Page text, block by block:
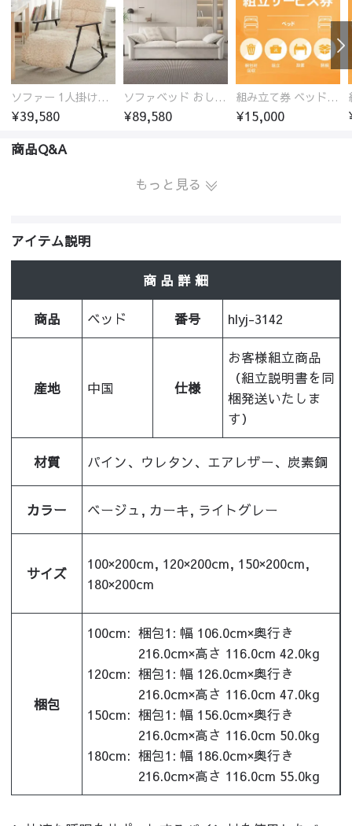
ソファー 1人掛けソファ リクライニング ロッキングチェア 収納ポケット 1人用 1人暮らし かわいい ふわふわ
¥39,580
ソファベッド おしゃれ 収納付き ベージュ ブルー ブラウン グレー 幅1.35-2.15ｍ 1人掛け 2人掛け 3人掛け hyt-1236
¥89,580
組み立て券 ベッド ソファベッド 沖縄・離島利用不可
¥15,000
商品Q&A
もっと見る
アイテム説明
商 品 詳 細
商品 ベッド 番号 hlyj-3142
産地 中国 仕様
お客様組立商品
（組立説明書を同
梱発送いたしま
す）
材質 パイン、ウレタン、エアレザー、炭素鋼
カラー ベージュ, カーキ, ライトグレー
サイズ
100×200cm, 120×200cm, 150×200cm,
180×200cm
梱包
100cm: 梱包1: 幅 106.0cm×奥行き
216.0cm×高さ 116.0cm 42.0kg
120cm: 梱包1: 幅 126.0cm×奥行き
216.0cm×高さ 116.0cm 47.0kg
150cm: 梱包1: 幅 156.0cm×奥行き
216.0cm×高さ 116.0cm 50.0kg
180cm: 梱包1: 幅 186.0cm×奥行き
216.0cm×高さ 116.0cm 55.0kg